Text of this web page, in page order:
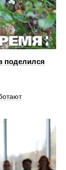
поделился